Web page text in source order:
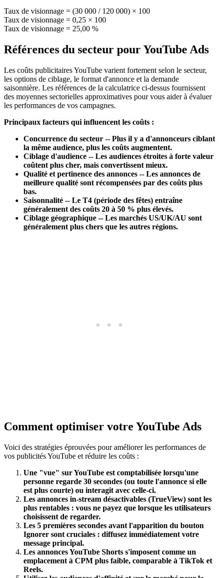
Taux de visionnage = (30 000 / 120 000) × 100
Taux de visionnage = 0,25 × 100
Taux de visionnage = 25,00 %
Références du secteur pour YouTube Ads
Les coûts publicitaires YouTube varient fortement selon le secteur,
les options de ciblage, le format d'annonce et la demande
saisonnière. Les références de la calculatrice ci-dessus fournissent
des moyennes sectorielles approximatives pour vous aider à évaluer
les performances de vos campagnes.
Principaux facteurs qui influencent les coûts :
Concurrence du secteur -- Plus il y a d'annonceurs ciblant
la même audience, plus les coûts augmentent.
Ciblage d'audience -- Les audiences étroites à forte valeur
coûtent plus cher, mais convertissent mieux.
Qualité et pertinence des annonces -- Les annonces de
meilleure qualité sont récompensées par des coûts plus
bas.
Saisonnalité -- Le T4 (période des fêtes) entraîne
généralement des coûts 20 à 50 % plus élevés.
Ciblage géographique -- Les marchés US/UK/AU sont
généralement plus chers que les autres régions.
Comment optimiser votre YouTube Ads
Voici des stratégies éprouvées pour améliorer les performances de
vos publicités YouTube et réduire les coûts :
Une "vue" sur YouTube est comptabilisée lorsqu'une
personne regarde 30 secondes (ou toute l'annonce si elle
est plus courte) ou interagit avec celle-ci.
Les annonces in-stream désactivables (TrueView) sont les
plus rentables : vous ne payez que lorsque les utilisateurs
choisissent de regarder.
Les 5 premières secondes avant l'apparition du bouton
Ignorer sont cruciales : diffusez immédiatement votre
message principal.
Les annonces YouTube Shorts s'imposent comme un
emplacement à CPM plus faible, comparable à TikTok et
Reels.